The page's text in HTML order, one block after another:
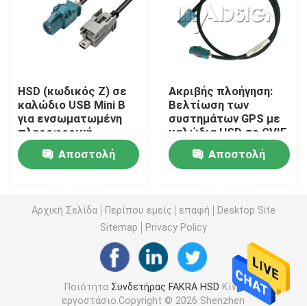
Μίνι συνδετήρες FAKRA
Καλώδιο επέκτασης FAKRA
Ομοαξονικό καλώδιο FAKRA
Προσαρμοστής κεραιών FAKRA
Καλώδιο FAKRA HSD
Καλώδιο HSD LVDS
HSD (κωδικός Z) σε
καλώδιο USB Mini B
για ενσωματωμένη
πληροφορική
Αποστολή
Ακριβής πλοήγηση:
Βελτίωση των
συστημάτων GPS με
καλώδια HSD σε GVIF
Αποστολή
Αρχική Σελίδα Περίπου εμείς επαφή
Desktop Site
Sitemap
Privacy Policy
Ποιότητα Συνδετήρας FAKRA HSD Κίνα
εργοστάσιο.Copyright © 2026 Shenzhen